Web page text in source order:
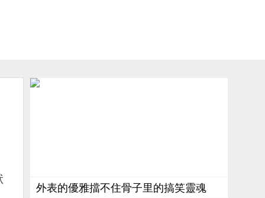
外表的優雅擋不住骨子里的搞笑靈魂